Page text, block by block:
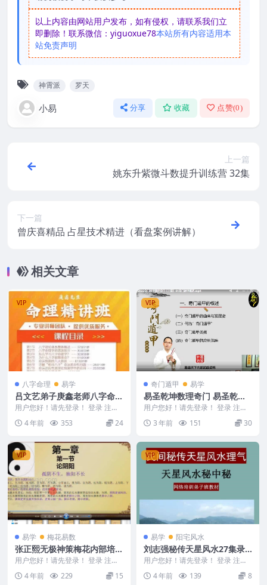
以上内容由网站用户发布，如有侵权，请联系我们立
即删除！联系微信：yiguoxue78本站所有内容适用本
站免责声明
神霄派 罗天
小易 分享 收藏 点赞(0)
上一篇
姚东升紫微斗数提升训练营 32集
下一篇
曾庆喜精品 占星技术精进（看盘案例讲解）
相关文章
VIP
八字命理 易学
吕文艺弟子庚鑫老师八字命理
精讲班课程37集+八字实战分
析案例集锦75集
用户您好！请先登录！ 登录 注册
吕文艺弟子 庚鑫八字集训营 吕文
艺弟子庚鑫老...
4 年前 353 24
VIP
奇门遁甲 易学
易圣乾坤数理奇门 易圣乾坤
数理奇门课程31集视频，八
门九星精准解读+学习数理奇
门遁甲
用户您好！请先登录！ 登录 注册
易圣乾坤数理奇门课程31集视频，
八门九星精准解...
3 年前 151 30
VIP
易学 梅花易数
张正熙无极神策梅花内部培训
课程108视频合集
用户您好！请先登录！ 登录 注册
无极神策梅花内部视频教学课程
张正熙 张正...
4 年前 229 15
VIP
易学 阳宅风水
刘志强秘传天星风水27集录
音+1文档
用户您好！请先登录！ 登录 注册
刘志强秘传天星风水 27集录音+1
文档 编号M...
4 年前 139 8